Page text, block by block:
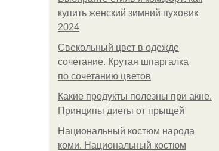
купить женский зимний пуховик
2024
Свекольный цвет в одежде
сочетание. Крутая шпаргалка
по сочетанию цветов
Какие продукты полезны при акне.
Принципы диеты от прыщей
Национальный костюм народа
коми. Национальный костюм